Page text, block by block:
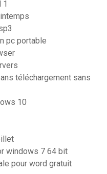
1
pc portable
téléchargement sans
10
windows 7 64 bit
pour word gratuit